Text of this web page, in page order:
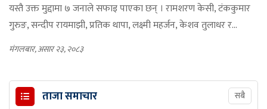
यस्तै उक्त मुद्दामा ७ जनाले सफाइ पाएका छन् । रामशरण केसी, टंककुमार
गुरुङ, सन्दीप रायमाझी, प्रतिक थापा, लक्ष्मी महर्जन, केशव तुलाधर र...
मंगलबार, असार २३, २०८३
ताजा समाचार सबै